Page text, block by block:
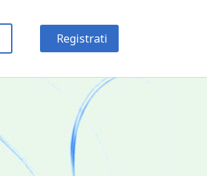
Registrati